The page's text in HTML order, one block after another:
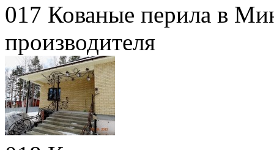
017 Кованые перила в
производителя